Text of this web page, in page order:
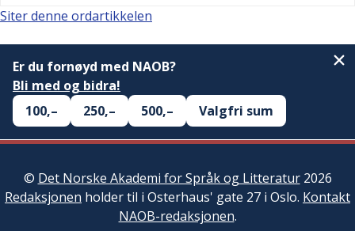
Siter denne ordartikkelen
Er du fornøyd med NAOB?
Bli med og bidra!
100,–
250,– 500,– Valgfri sum
© Det Norske Akademi for Språk og Litteratur2026
Redaksjonen holder til i Osterhaus' gate 27 i Oslo. Kontakt
NAOB-redaksjonen.